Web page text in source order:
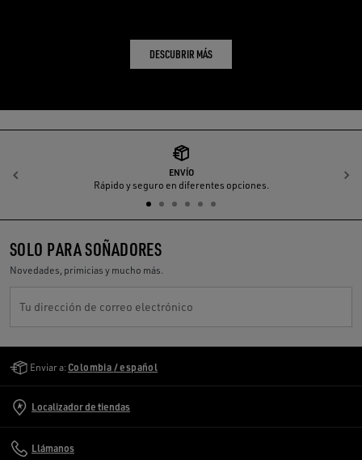
DESCUBRIR MÁS
ENVÍO
Rápido y seguro en diferentes opciones.
Anterior
SOLO PARA SOÑADORES
Novedades, primicias y mucho más.
Tu dirección de correo electrónico
Enviar a: Colombia / español
Localizador de tiendas
Llámanos